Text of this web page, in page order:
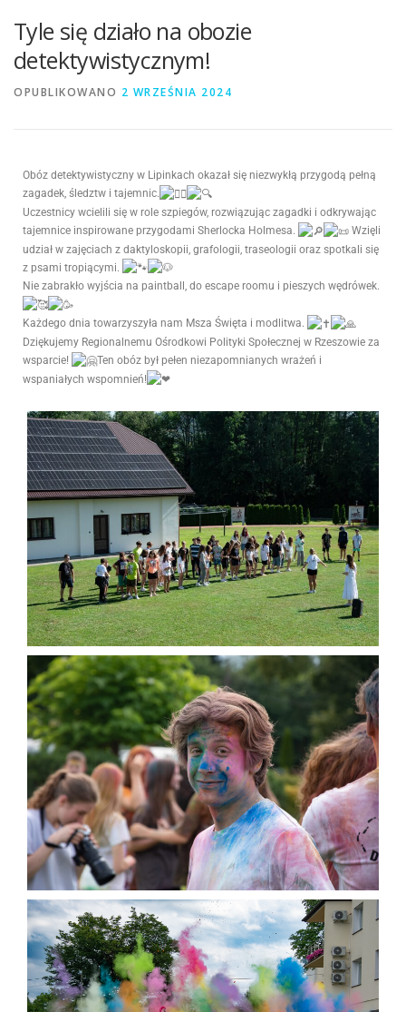
Tyle się działo na obozie
detektywistycznym!
OPUBLIKOWANO 2 WRZEŚNIA 2024
Obóz detektywistyczny w Lipinkach okazał się niezwykłą przygodą pełną
zagadek, śledztw i tajemnic.
Uczestnicy wcielili się w role szpiegów, rozwiązując zagadki i odkrywając
tajemnice inspirowane przygodami Sherlocka Holmesa.
Wzięli
udział w zajęciach z daktyloskopii, grafologii, traseologii oraz spotkali się
z psami tropiącymi.
Nie zabrakło wyjścia na paintball, do escape roomu i pieszych wędrówek.
Każdego dnia towarzyszyła nam Msza Święta i modlitwa.
Dziękujemy Regionalnemu Ośrodkowi Polityki Społecznej w Rzeszowie za
wsparcie!
Ten obóz był pełen niezapomnianych wrażeń i
wspaniałych wspomnień!